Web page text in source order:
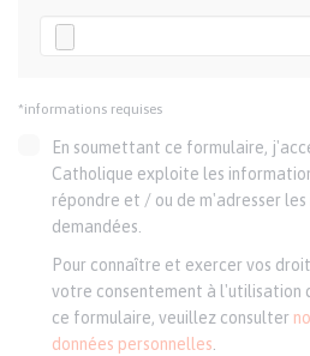
*informations requises
En soumettant ce formulaire,
Catholique exploite les
répondre et / ou de m'adresser
demandées.
Pour connaître et exercer vos
votre consentement à l'utilisation
ce formulaire, veuillez consulter
données personnelles